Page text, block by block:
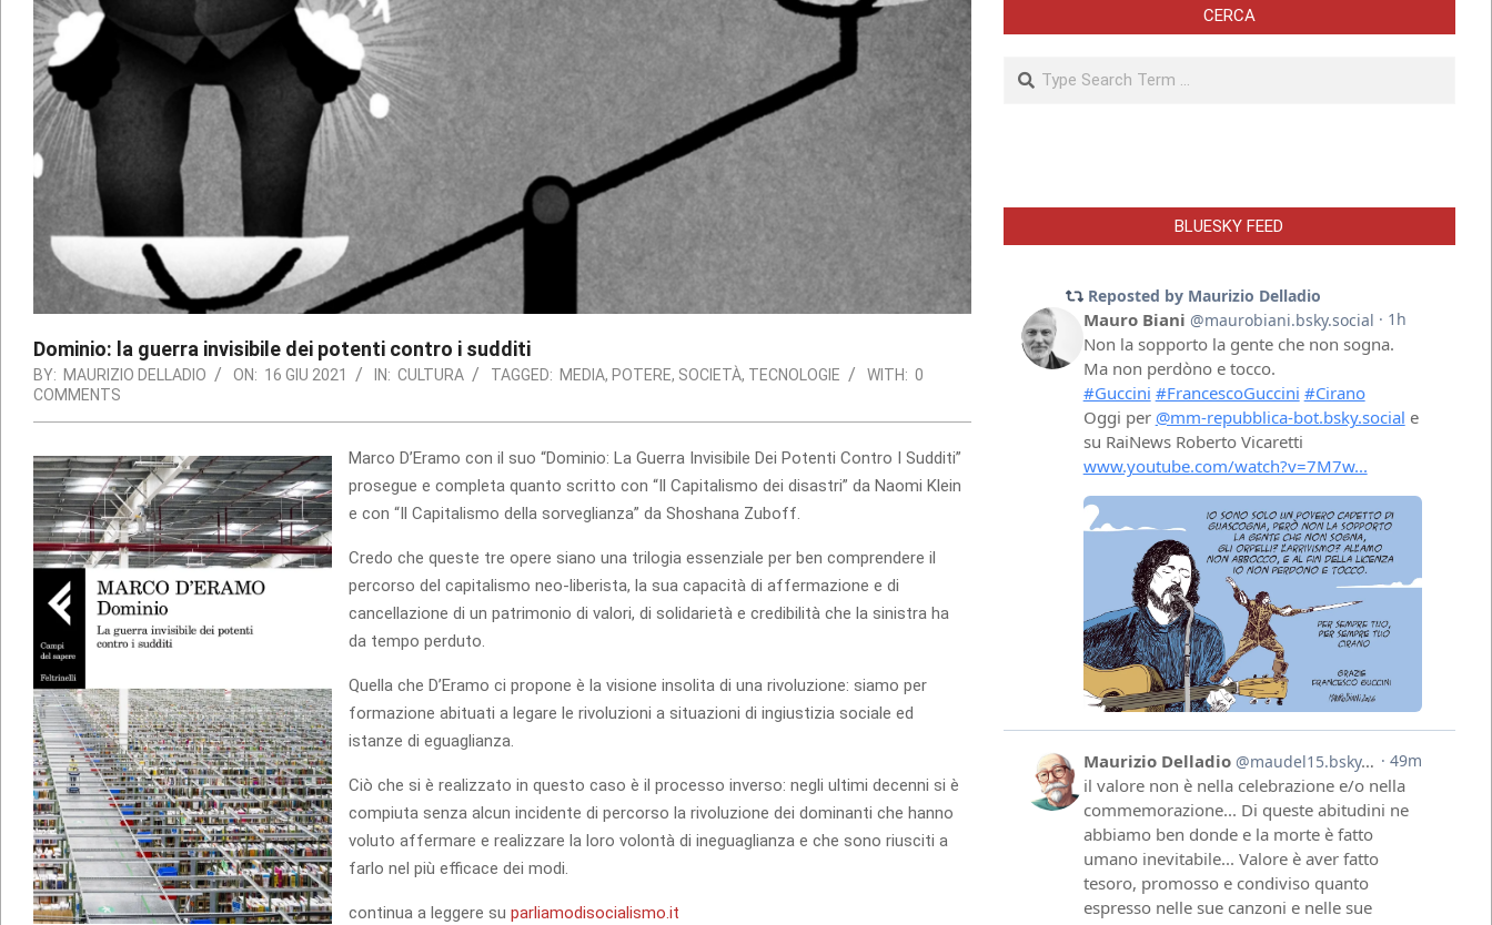
Dominio: la guerra invisibile dei potenti contro i sudditi
BY: MAURIZIO DELLADIO ON: 16 GIU 2021 IN: CULTURA TAGGED: MEDIA, POTERE, SOCIETÀ, TECNOLOGIE WITH: 0
COMMENTS
Marco D’Eramo con il suo “Dominio: La Guerra Invisibile Dei Potenti Contro I Sudditi”
prosegue e completa quanto scritto con “Il Capitalismo dei disastri” da Naomi Klein
e con “Il Capitalismo della sorveglianza” da Shoshana Zuboff.
Credo che queste tre opere siano una trilogia essenziale per ben comprendere il
percorso del capitalismo neo-liberista, la sua capacità di affermazione e di
cancellazione di un patrimonio di valori, di solidarietà e credibilità che la sinistra ha
da tempo perduto.
Quella che D’Eramo ci propone è la visione insolita di una rivoluzione: siamo per
formazione abituati a legare le rivoluzioni a situazioni di ingiustizia sociale ed
istanze di eguaglianza.
Ciò che si è realizzato in questo caso è il processo inverso: negli ultimi decenni si è
compiuta senza alcun incidente di percorso la rivoluzione dei dominanti che hanno
voluto affermare e realizzare la loro volontà di ineguaglianza e che sono riusciti a
farlo nel più efficace dei modi.
continua a leggere su parliamodisocialismo.it
CERCA
Search
BLUESKY FEED